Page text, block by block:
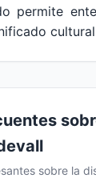
permite
sobre la